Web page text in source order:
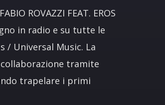
ROVAZZI FEAT. EROS
in radio e su tutte le
/ Universal Music. La
tramite
trapelare i primi